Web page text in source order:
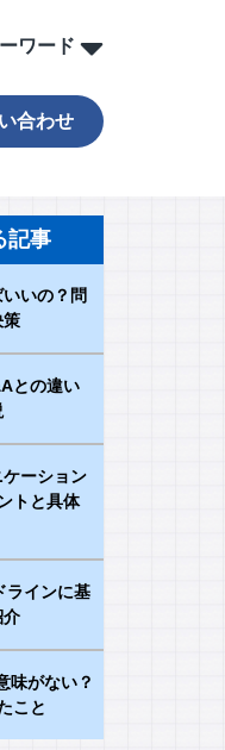
ワード
合わせ
記事
いの？問
策
との違い
ーション
トと具体
ラインに基
介
味がない？
こと